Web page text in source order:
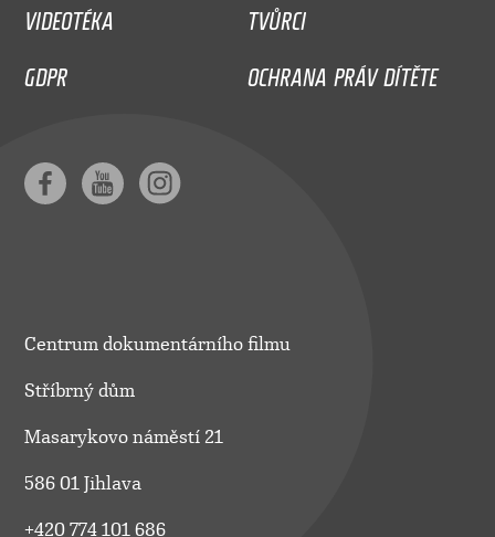
VIDEOTÉKA
TVŮRCI
GDPR
OCHRANA PRÁV DÍTĚTE
Centrum dokumentárního filmu
Stříbrný dům
Masarykovo náměstí 21
586 01 Jihlava
+420 774 101 686